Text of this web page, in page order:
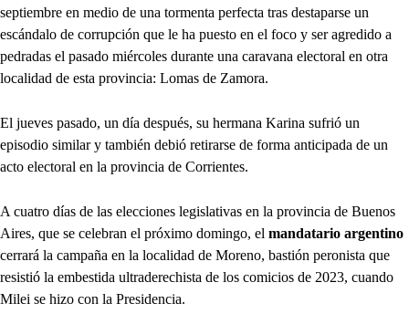
septiembre en medio de una tormenta perfecta tras destaparse un
escándalo de corrupción que le ha puesto en el foco y ser agredido a
pedradas el pasado miércoles durante una caravana electoral en otra
localidad de esta provincia: Lomas de Zamora.
El jueves pasado, un día después, su hermana Karina sufrió un
episodio similar y también debió retirarse de forma anticipada de un
acto electoral en la provincia de Corrientes.
A cuatro días de las elecciones legislativas en la provincia de Buenos
Aires, que se celebran el próximo domingo, el mandatario argentino
cerrará la campaña en la localidad de Moreno, bastión peronista que
resistió la embestida ultraderechista de los comicios de 2023, cuando
Milei se hizo con la Presidencia.